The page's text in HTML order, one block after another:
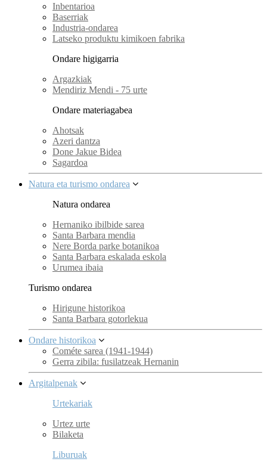
Inbentarioa
Baserriak
Industria-ondarea
Latseko produktu kimikoen fabrika
Ondare higigarria
Argazkiak
Mendiriz Mendi - 75 urte
Ondare materiagabea
Ahotsak
Azeri dantza
Done Jakue Bidea
Sagardoa
Natura eta turismo ondarea
Natura ondarea
Hernaniko ibilbide sarea
Santa Barbara mendia
Nere Borda parke botanikoa
Santa Barbara eskalada eskola
Urumea ibaia
Turismo ondarea
Hirigune historikoa
Santa Barbara gotorlekua
Ondare historikoa
Cométe sarea (1941-1944)
Gerra zibila: fusilatzeak Hernanin
Argitalpenak
Urtekariak
Urtez urte
Bilaketa
Liburuak